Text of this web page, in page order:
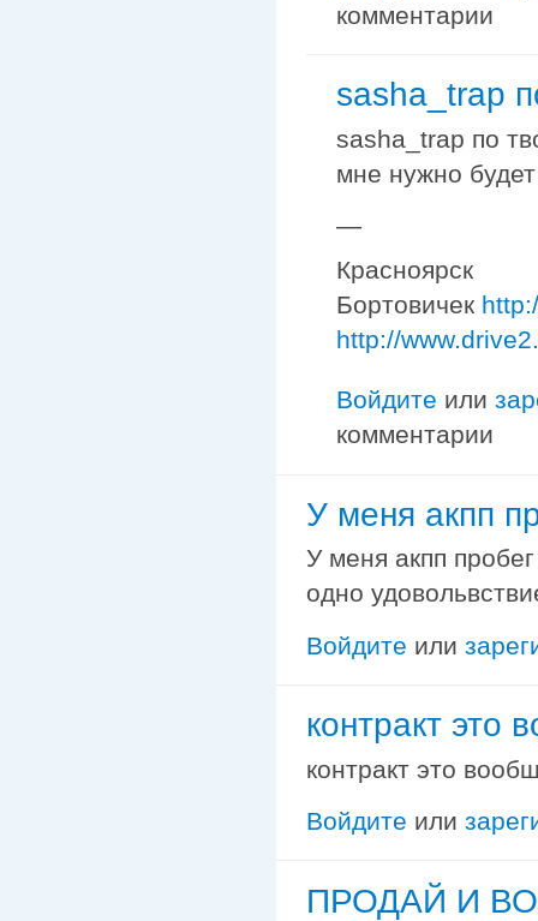
комментарии
sasha_trap
sasha_trap по
мне нужно
—
Красноярск
Бортовичек
http://
Войдите или
комментарии
У меня акпп
У меня акпп
одно
Войдите или
контракт это
контракт это
Войдите или
ПРОДАЙ И